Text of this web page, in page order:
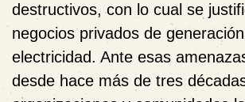
destructivos, con lo cual se
negocios privados de
electricidad. Ante esas
desde hace más de tres